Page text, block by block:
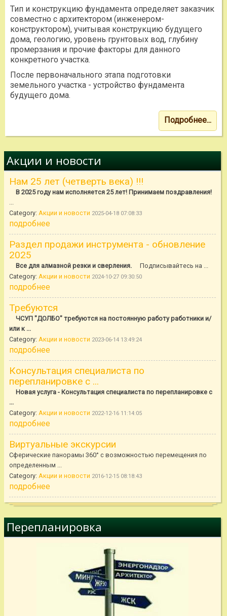
Тип и конструкцию фундамента определяет заказчик
совместно с архитектором (инженером-
конструктором), учитывая конструкцию будущего
дома, геологию, уровень грунтовых вод, глубину
промерзания и прочие факторы для данного
конкретного участка.
После первоначального этапа подготовки
земельного участка - устройство фундамента
будущего дома.
Подробнее...
Акции и новости
Нам 25 лет (четверть века) !!!
В 2025 году нам исполняется 25 лет! Принимаем поздравления!
...
Category: Акции и новости 2025-04-18 07:08:33
подробнее
Раздел продажи инструмента - обновление
2025
Все для алмазной резки и сверления. Подписывайтесь на ...
Category: Акции и новости 2024-10-27 09:30:50
подробнее
Требуются
ЧСУП "ДОЛБО" требуются на постоянную работу работники и/
или к ...
Category: Акции и новости 2023-06-14 13:49:24
подробнее
Консультация специалиста по
перепланировке с ...
Новая услуга - Консультация специалиста по перепланировке с
...
Category: Акции и новости 2022-12-16 11:14:05
подробнее
Виртуальные экскурсии
Сферические панорамы 360° с возможностью перемещения по
определенным ...
Category: Акции и новости 2016-12-15 08:18:43
подробнее
Перепланировка